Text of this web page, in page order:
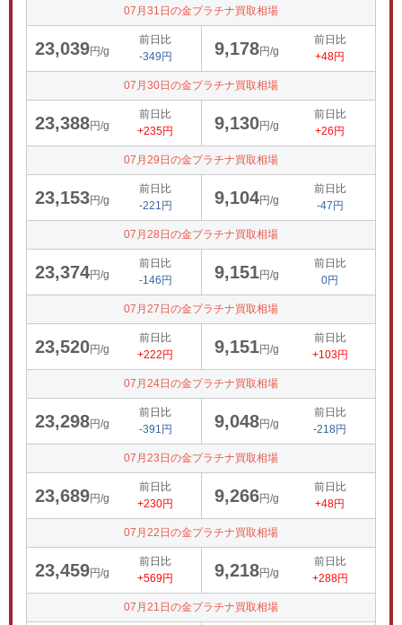
07月31日の金プラチナ買取相場
23,039円/g
前日比
-349円
9,178円/g
前日比
+48円
07月30日の金プラチナ買取相場
23,388円/g
前日比
+235円
9,130円/g
前日比
+26円
07月29日の金プラチナ買取相場
23,153円/g
前日比
-221円
9,104円/g
前日比
-47円
07月28日の金プラチナ買取相場
23,374円/g
前日比
-146円
9,151円/g
前日比
0円
07月27日の金プラチナ買取相場
23,520円/g
前日比
+222円
9,151円/g
前日比
+103円
07月24日の金プラチナ買取相場
23,298円/g
前日比
-391円
9,048円/g
前日比
-218円
07月23日の金プラチナ買取相場
23,689円/g
前日比
+230円
9,266円/g
前日比
+48円
07月22日の金プラチナ買取相場
23,459円/g
前日比
+569円
9,218円/g
前日比
+288円
07月21日の金プラチナ買取相場